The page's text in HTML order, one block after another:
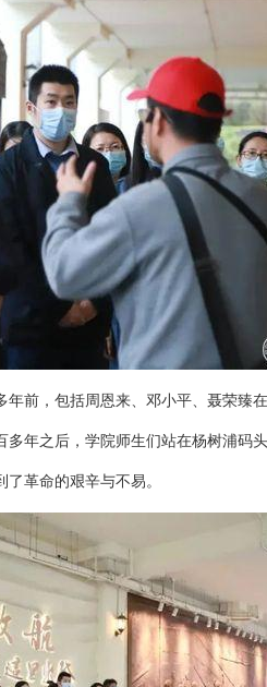
前，包括周恩来、邓小平、聂荣臻
年之后，学院师生们站在杨树浦码
革命的艰辛与不易。